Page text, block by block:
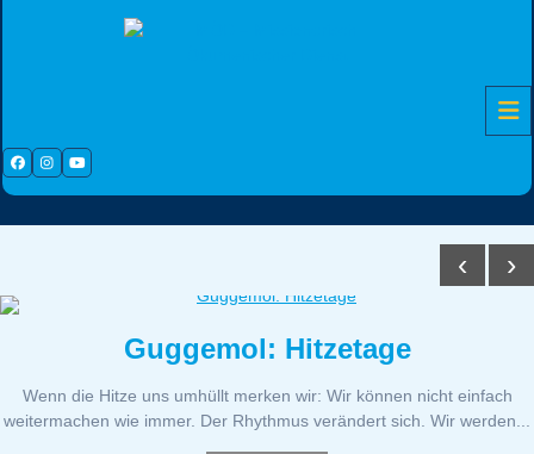
Facebook
Instagram
Youtube
Guggemol: Hitzetage
Wenn die Hitze uns umhüllt merken wir: Wir können nicht einfach
weitermachen wie immer. Der Rhythmus verändert sich. Wir werden...
‹ ›